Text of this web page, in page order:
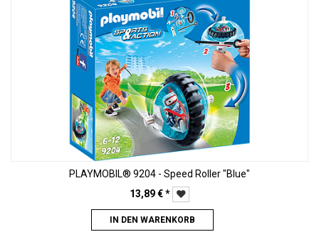
PLAYMOBIL® 9204 - Speed Roller "Blue"
13,89€*
IN DEN WARENKORB